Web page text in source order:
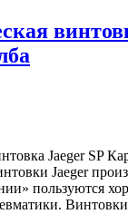
Jaeger SP
Jaeger
пользуются